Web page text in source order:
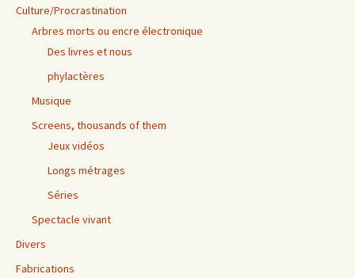
Culture/Procrastination
Arbres morts ou encre électronique
Des livres et nous
phylactères
Musique
Screens, thousands of them
Jeux vidéos
Longs métrages
Séries
Spectacle vivant
Divers
Fabrications